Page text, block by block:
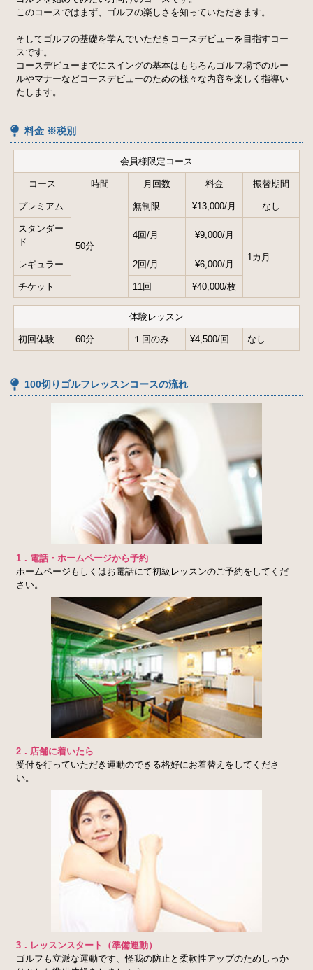
カフェ紹介 アクセスマップ
スタッフ紹介 ゴルフ工房
ネット予約
ゴルフ用語集 お問い合わせ
このコースではまず、ゴルフの楽しさを知っていただきます。
そしてゴルフの基礎を学んでいただきコースデビューを目指すコー
スです。
コースデビューまでにスイングの基本はもちろんゴルフ場でのルー
ルやマナーなどコースデビューのための様々な内容を楽しく指導い
たします。
料金 ※税別
会員様限定コース
コース 時間 月回数 料金 振替期間
プレミアム
50分
無制限 ¥13,000/月 なし
スタンダー
ド
4回/月 ¥9,000/月
1カ月
レギュラー 2回/月 ¥6,000/月
チケット 11回 ¥40,000/枚
体験レッスン
初回体験 60分 １回のみ ¥4,500/回 なし
100切りゴルフレッスンコースの流れ
1．電話・ホームページから予約
ホームページもしくはお電話にて初級レッスンのご予約をしてくだ
さい。
2．店舗に着いたら
受付を行っていただき運動のできる格好にお着替えをしてくださ
い。
3．レッスンスタート（準備運動）
ゴルフも立派な運動です、怪我の防止と柔軟性アップのためしっか